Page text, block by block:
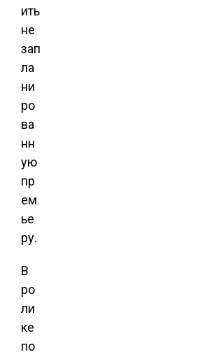
ить
не
зап
ла
ни
ро
ва
нн
ую
пр
ем
ье
ру.
В
ро
ли
ке
по